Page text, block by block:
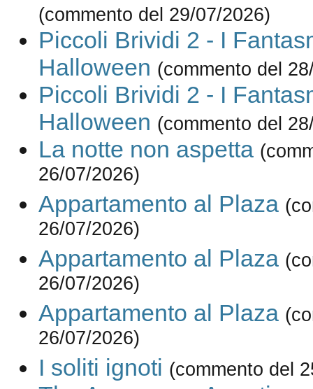
(commento del 29/07/2026)
Piccoli Brividi 2 - I
Halloween (commento del
Piccoli Brividi 2 - I
Halloween (commento del
La notte non aspetta
26/07/2026)
Appartamento al Plaza
26/07/2026)
Appartamento al Plaza
26/07/2026)
Appartamento al Plaza
26/07/2026)
I soliti ignoti (commento del